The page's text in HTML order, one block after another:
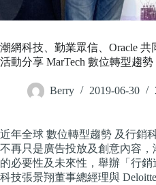
潮網科技、勤業眾信、Oracle 共
活動分享 MarTech 數位轉型趨勢
Berry 2019-06-30
近年全球 數位轉型趨勢 及行銷
不再只是廣告投放及創意內容，
的必要性及未來性，舉辦「行
科技張景翔董事總經理與